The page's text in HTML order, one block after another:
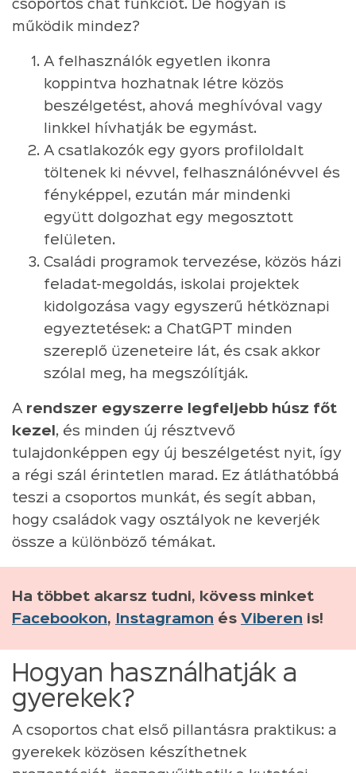
csoportos chat funkciót. De hogyan is
működik mindez?
A felhasználók egyetlen ikonra
koppintva hozhatnak létre közös
beszélgetést, ahová meghívóval vagy
linkkel hívhatják be egymást.
A csatlakozók egy gyors profiloldalt
töltenek ki névvel, felhasználónévvel és
fényképpel, ezután már mindenki
együtt dolgozhat egy megosztott
felületen.
Családi programok tervezése, közös házi
feladat-megoldás, iskolai projektek
kidolgozása vagy egyszerű hétköznapi
egyeztetések: a ChatGPT minden
szereplő üzeneteire lát, és csak akkor
szólal meg, ha megszólítják.
A rendszer egyszerre legfeljebb húsz főt
kezel , és minden új résztvevő
tulajdonképpen egy új beszélgetést nyit, így
a régi szál érintetlen marad. Ez átláthatóbbá
teszi a csoportos munkát, és segít abban,
hogy családok vagy osztályok ne keverjék
össze a különböző témákat.
Ha többet akarsz tudni, kövess minket
Facebookon, Instagramon és Viberen is!
Hogyan használhatják a
gyerekek?
A csoportos chat első pillantásra praktikus: a
gyerekek közösen készíthetnek